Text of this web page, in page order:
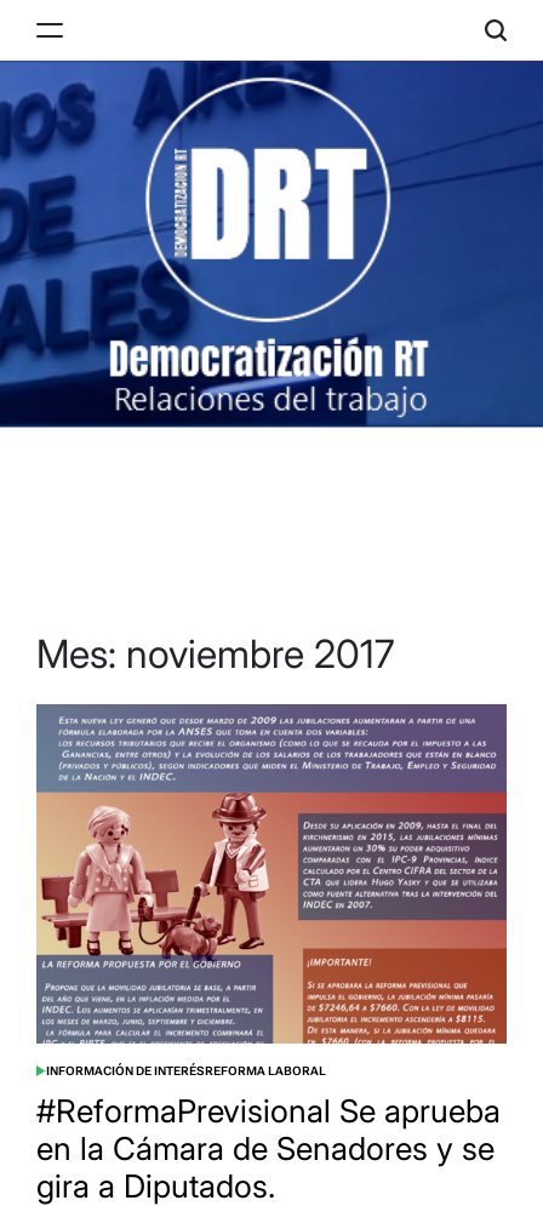
RT
Mes: noviembre 2017
POSTED
INFORMACIÓN DE INTERÉSREFORMA LABORAL
#ReformaPrevisional Se aprueba
en la Cámara de Senadores y se
gira a Diputados.